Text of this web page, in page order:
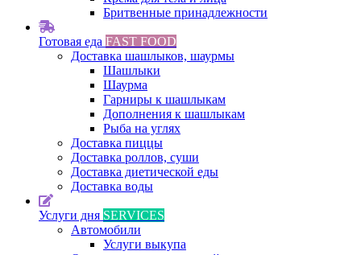
Бритвенные принадлежности
Готовая еда FAST FOOD
Доставка шашлыков, шаурмы
Шашлыки
Шаурма
Гарниры к шашлыкам
Дополнения к шашлыкам
Рыба на углях
Доставка пиццы
Доставка роллов, суши
Доставка диетической еды
Доставка воды
Услуги дня SERVICES
Автомобили
Услуги выкупа